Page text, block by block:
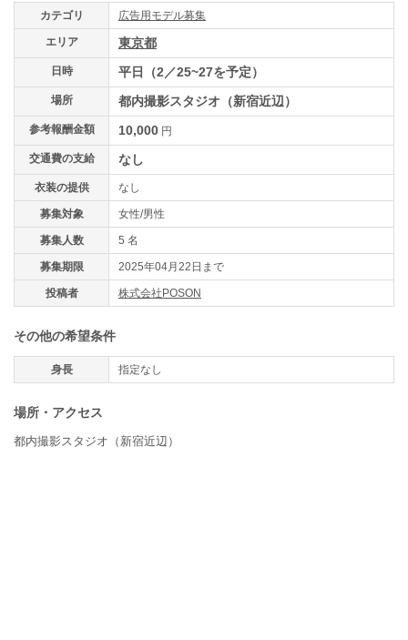
カテゴリ 広告用モデル募集
エリア 東京都
日時 平日（2／25~27を予定）
場所 都内撮影スタジオ（新宿近辺）
参考報酬金額 10,000 円
交通費の支給 なし
衣装の提供 なし
募集対象 女性/男性
募集人数 5 名
募集期限 2025年04月22日まで
投稿者 株式会社POSON
その他の希望条件
身長 指定なし
場所・アクセス
都内撮影スタジオ（新宿近辺）